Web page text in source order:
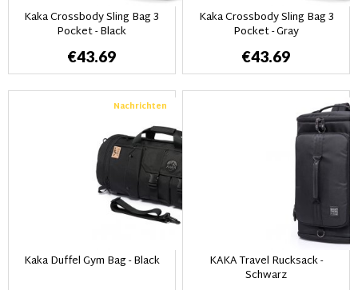
Kaka Crossbody Sling Bag 3
Pocket - Black
€43.69
Kaka Crossbody Sling Bag 3
Pocket - Gray
€43.69
Nachrichten
Kaka Duffel Gym Bag - Black KAKA Travel Rucksack -
Schwarz